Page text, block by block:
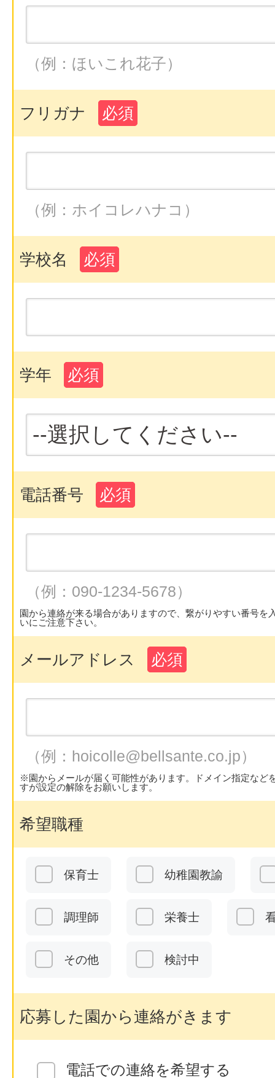
（例：ほいこれ花子）
フリガナ 必須
（例：ホイコレハナコ）
学校名 必須
学年 必須
電話番号 必須
（例：090-1234-5678）
園から連絡が来る場合がありますので、繋がりやすい番号
いにご注意下さい。
メールアドレス 必須
（例：hoicolle@bellsante.co.jp）
※園からメールが届く可能性があります。ドメイン指定など
すが設定の解除をお願いします。
希望職種
保育士 幼稚園教諭
調理師 栄養士
その他 検討中
応募した園から連絡がきます
電話での連絡を希望する